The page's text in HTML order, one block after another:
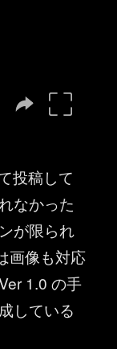
投稿して
なかった
が限られ
画像も対応
1.0 の手
している